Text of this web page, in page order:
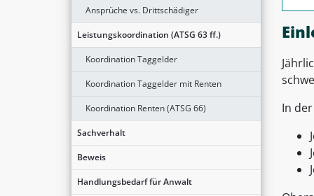
Ansprüche vs. Drittschädiger
Leistungskoordination (ATSG 63 ff.)
Koordination Taggelder
Koordination Taggelder mit Renten
Koordination Renten (ATSG 66)
Sachverhalt
Beweis
Handlungsbedarf für Anwalt
In